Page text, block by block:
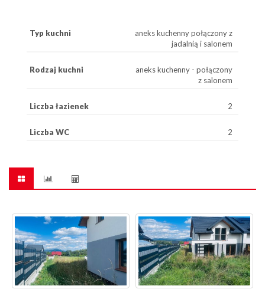
Typ kuchni
aneks kuchenny połączony z
jadalnią i salonem
Rodzaj kuchni
aneks kuchenny - połączony
z salonem
Liczba łazienek 2
Liczba WC 2